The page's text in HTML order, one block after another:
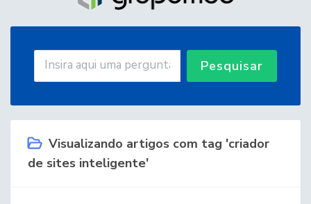
Pesquisar
Visualizando artigos com tag 'criador
de sites inteligente'